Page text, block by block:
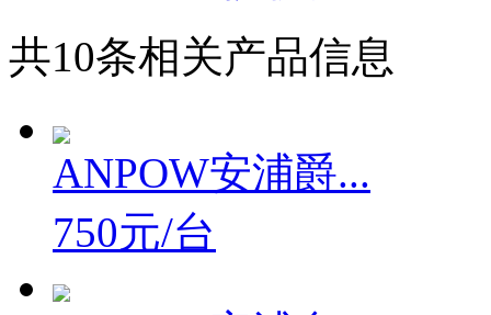
共10条相关产品信息
ANPOW安浦爵...
750元/台